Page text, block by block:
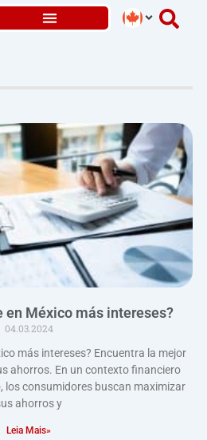
en México más intereses?
04.03.2024
más intereses? Encuentra la mejor
ahorros. En un contexto financiero
los consumidores buscan maximizar
ahorros y
Leia Mais»